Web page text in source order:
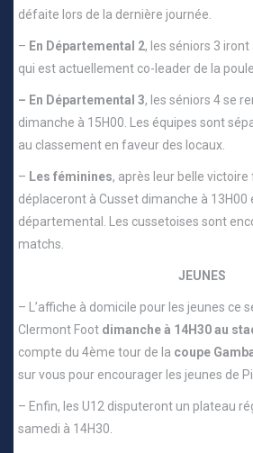
défaite lors de la dernière journée.
– En Départemental 2, les séniors 3
qui est actuellement co-leader de la poule
– En Départemental 3, les séniors 4 se
dimanche à 15H00. Les équipes sont
au classement en faveur des locaux.
– Les féminines, après leur belle victoire
déplaceront à Cusset dimanche à
départemental. Les cussetoises sont
matchs.
JEUNES
– L’affiche à domicile pour les jeunes ce
Clermont Foot dimanche à 14H30 au
compte du 4ème tour de la coupe
sur vous pour encourager les jeunes de
– Enfin, les U12 disputeront un plateau
samedi à 14H30.